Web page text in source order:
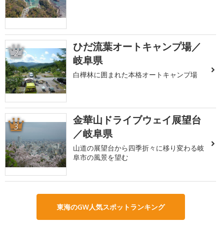
2
ひだ流葉オートキャンプ場／
岐阜県
白樺林に囲まれた本格オートキャンプ場
3
金華山ドライブウェイ展望台
／岐阜県
山道の展望台から四季折々に移り変わる岐
阜市の風景を望む
東海のGW人気スポットランキング